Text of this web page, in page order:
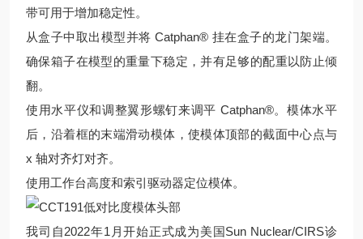
带可用于增加稳定性。
从盒子中取出模型并将 Catphan® 挂在盒子的龙门架端。
确保箱子在模型的重量下稳定，并有足够的配重以防止倾
翻。
使用水平仪和调整翼形螺钉来调平 Catphan®。模体水平
后，沿着框的末端滑动模体，使模体顶部的截面中心点与
x 轴对齐灯对齐。
使用工作台高度和索引驱动器定位模体。
我司自2022年1月开始正式成为美国Sun Nuclear/CIRS诊